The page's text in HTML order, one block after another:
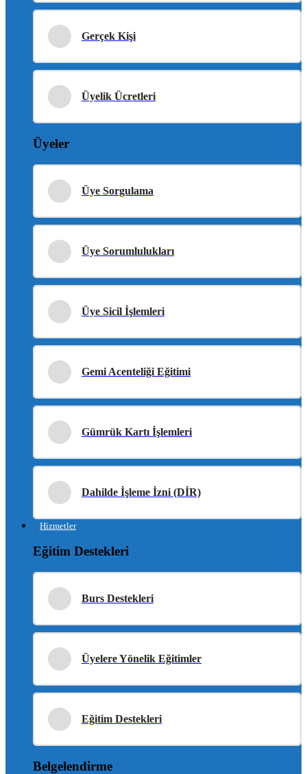
Gerçek Kişi
Üyelik Ücretleri
Üyeler
Üye Sorgulama
Üye Sorumlulukları
Üye Sicil İşlemleri
Gemi Acenteliği Eğitimi
Gümrük Kartı İşlemleri
Dahilde İşleme İzni (DİR)
Hizmetler
Eğitim Destekleri
Burs Destekleri
Üyelere Yönelik Eğitimler
Eğitim Destekleri
Belgelendirme